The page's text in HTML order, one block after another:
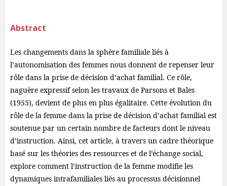
Abstract
Les changements dans la sphère familiale liés à
l’autonomisation des femmes nous donnent de repenser leur
rôle dans la prise de décision d’achat familial. Ce rôle,
naguère expressif selon les travaux de Parsons et Bales
(1955), devient de plus en plus égalitaire. Cette évolution du
rôle de la femme dans la prise de décision d’achat familial est
soutenue par un certain nombre de facteurs dont le niveau
d’instruction. Ainsi, cet article, à travers un cadre théorique
basé sur les théories des ressources et de l’échange social,
explore comment l’instruction de la femme modifie les
dynamiques intrafamiliales liés au processus décisionnel